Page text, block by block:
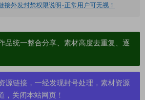
接外发封禁权限说明-正常用户可无视！
品统一整合分享、素材高度去重复、逐
源链接，一经发现封号处理，素材资源
，关闭本站网页！